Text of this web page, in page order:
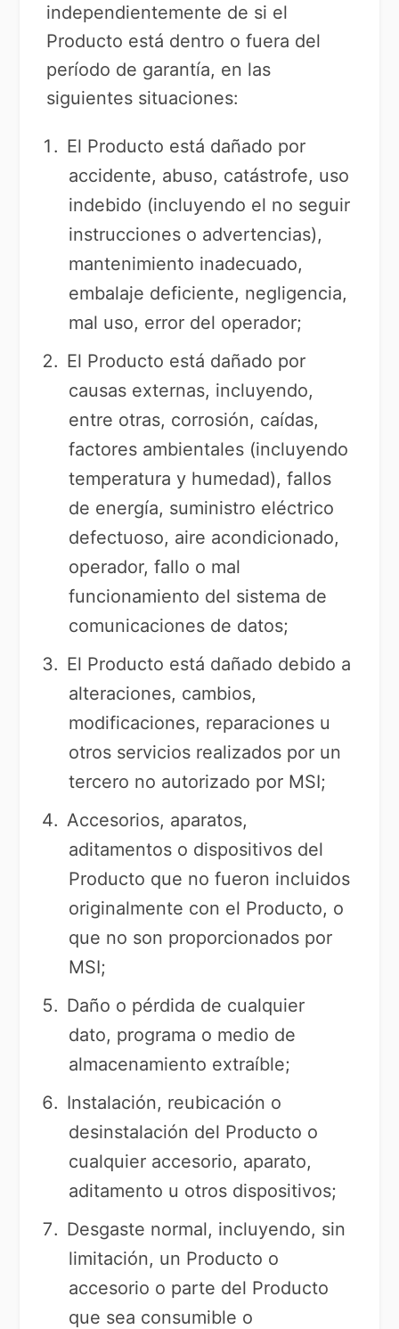
independientemente de si el
Producto está dentro o fuera del
período de garantía, en las
siguientes situaciones:
El Producto está dañado por
accidente, abuso, catástrofe, uso
indebido (incluyendo el no seguir
instrucciones o advertencias),
mantenimiento inadecuado,
embalaje deficiente, negligencia,
mal uso, error del operador;
El Producto está dañado por
causas externas, incluyendo,
entre otras, corrosión, caídas,
factores ambientales (incluyendo
temperatura y humedad), fallos
de energía, suministro eléctrico
defectuoso, aire acondicionado,
operador, fallo o mal
funcionamiento del sistema de
comunicaciones de datos;
El Producto está dañado debido a
alteraciones, cambios,
modificaciones, reparaciones u
otros servicios realizados por un
tercero no autorizado por MSI;
Accesorios, aparatos,
aditamentos o dispositivos del
Producto que no fueron incluidos
originalmente con el Producto, o
que no son proporcionados por
MSI;
Daño o pérdida de cualquier
dato, programa o medio de
almacenamiento extraíble;
Instalación, reubicación o
desinstalación del Producto o
cualquier accesorio, aparato,
aditamento u otros dispositivos;
Desgaste normal, incluyendo, sin
limitación, un Producto o
accesorio o parte del Producto
que sea consumible o